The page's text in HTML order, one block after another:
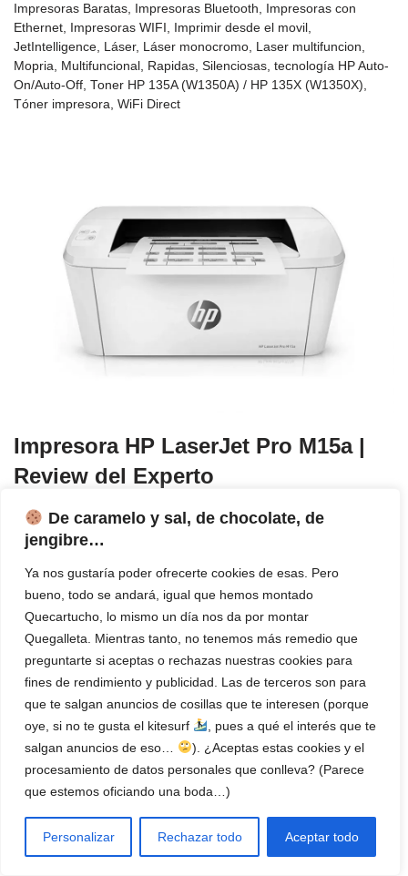
De caramelo y sal, de chocolate, de
jengibre…
Ya nos gustaría poder ofrecerte cookies de esas. Pero
bueno, todo se andará, igual que hemos montado
Quecartucho, lo mismo un día nos da por montar
Quegalleta. Mientras tanto, no tenemos más remedio que
preguntarte si aceptas o rechazas nuestras cookies para
fines de rendimiento y publicidad. Las de terceros son para
que te salgan anuncios de cosillas que te interesen (porque
oye, si no te gusta el kitesurf
, pues a qué el interés que te
salgan anuncios de eso…
). ¿Aceptas estas cookies y el
procesamiento de datos personales que conlleva? (Parece
que estemos oficiando una boda…)
Personalizar Rechazar todo Aceptar todo
Impresoras Baratas
Impresoras Bluetooth
Impresoras con
Ethernet
Impresoras WIFI Imprimir desde el movil
JetIntelligence
Láser, Láser monocromo Laser multifuncion
Mopria
Multifuncional Rapidas Silenciosas tecnología HP Auto-
On/Auto-Off Toner HP 135A (W1350A) / HP 135X (W1350X)
Tóner impresora WiFi Direct
Impresora HP LaserJet Pro M15a |
Review del Experto
porManuel Garrido 19 julio, 2023
2 comentarios
Cartuchos de toner compatibles baratos
De 500 a 1000 paginas
al mes,Domestica
Compacta
Impresora Estudiantes Impresora Laser ,
monocromo
Laser monofunción
Silenciosas,tecnología HP Auto-On/Auto-Off,Tóner HP 44A / HP
CF244A,Tóner impresora